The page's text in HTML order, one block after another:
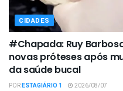
CIDADES
#Chapada: Ruy
novas próteses após
da saúde bucal
PORESTAGIÁRIO 1 2026/08/07